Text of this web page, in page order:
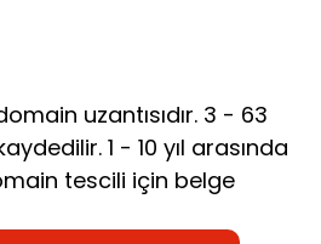
uzantısıdır. 3 - 63
1 - 10 yıl arasında
tescili için belge